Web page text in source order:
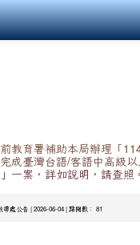
教育署補助本局辦理「
成臺灣台語/客語中高級
一案，詳如說明，請查照
導處公告 | 2026-06-04 | 點閱數： 81